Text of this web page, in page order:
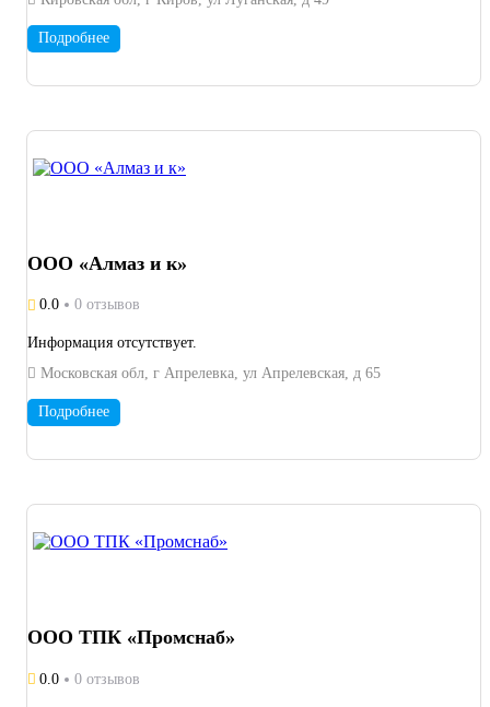
обводных (канатных), втулок, шестерен, валов. Изготовление
Подробнее
ООО «Алмаз и к»
0.0 0 отзывов
Информация отсутствует.
Московская обл, г Апрелевка, ул Апрелевская, д 65
Подробнее
ООО ТПК «Промснаб»
0.0 0 отзывов